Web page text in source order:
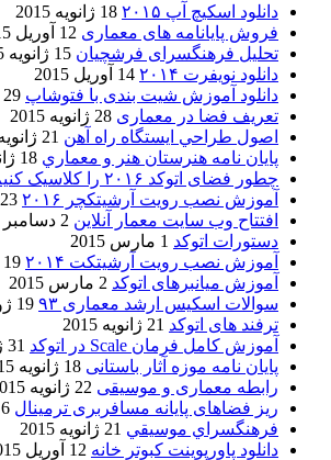
دانلود اسکیچ آپ ۲۰۱۵
18 ژانویه 2015
فروش پایانامه های معماری 12 آوریل 2015
تحلیل فرهنگسرای فرشچیان 15 ژانویه 2015
دانلود نویفرت ۲۰۱۴
14 آوریل 2015
دانلود آموزش شیت بندی با فتوشاپ 29 ژوئن 2015
تعریف فضا در معماری 28 ژانویه 2015
اصول طراحي ایستگاه راه آهن 21 ژانویه 2015
پایان نامه هنرستان هنر و معماري 18 ژانویه 2015
چطور فضای اتوکد ۲۰۱۶ را کلاسیک کنیم؟
آموزش نصب رویت آرشیتکچر ۲۰۱۶
23 می 2015
افتتاح وب سایت معمار آنلاین 2 دسامبر 2014
دستورات اتوکد 1 مارس 2015
آموزش نصب رویت آرشیتکت ۲۰۱۴
19 ژانویه 2015
آموزش میانبرهای اتوکد 2 مارس 2015
سوالات اسکیس ارشد معماری ۹۳
19 ژوئن 2015
ترفند های اتوکد 21 ژانویه 2015
آموزش کامل فرمان Scale در اتوکد
31 ژانویه 2016
پایان نامه موزه آثار باستانی 18 ژانویه 2015
رابطه معماری و موسیقی 22 ژانویه 2015
ریز فضاهای پایانه مسافربری ترمینال 6 آوریل 2015
فرهنگسراي موسيقي 21 ژانویه 2015
دانلود پاورپوینت کبوتر خانه 12 آوریل 2015